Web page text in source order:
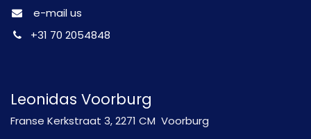
e-mail us
+31 70 2054848
Leonidas Voorburg
Franse Kerkstraat 3, 2271 CM Voorburg